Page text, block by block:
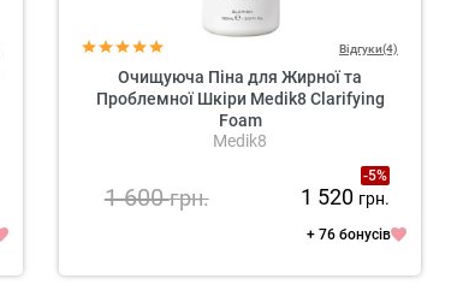
Відгуки(4)
Очищуюча Піна для Жирної та
Проблемної Шкіри Medik8 Clarifying
Foam
Medik8
-5%
1 600грн. 1 520 грн.
+ 76 бонусів